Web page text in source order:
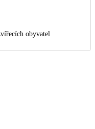
obyvatel